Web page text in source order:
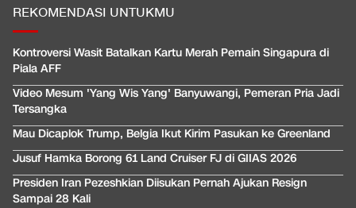
REKOMENDASI UNTUKMU
Kontroversi Wasit Batalkan Kartu Merah Pemain Singapura di
Piala AFF
Video Mesum 'Yang Wis Yang' Banyuwangi, Pemeran Pria Jadi
Tersangka
Mau Dicaplok Trump, Belgia Ikut Kirim Pasukan ke Greenland
Jusuf Hamka Borong 61 Land Cruiser FJ di GIIAS 2026
Presiden Iran Pezeshkian Diisukan Pernah Ajukan Resign
Sampai 28 Kali